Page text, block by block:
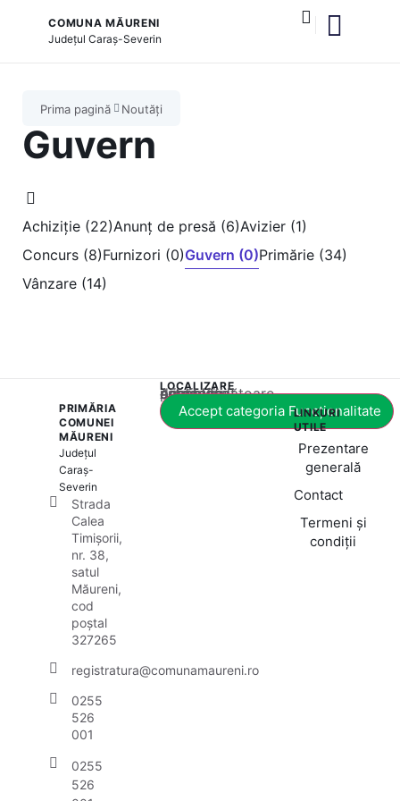
COMUNA MĂURENI
JudețulCaraș-Severin
Prima pagină Noutăți
Guvern
Achiziție (22)Anunț de presă (6)Avizier (1)
Concurs (8)Furnizori (0)Guvern (0)Primărie (34)
Vânzare (14)
PRIMĂRIA
COMUNEI
MĂURENI
Județul
Caraș-
Severin
Strada
Calea
Timișorii,
nr. 38,
satul
Măureni,
cod
poștal
327265
registratura@comunamaureni.ro
0255
526
001
0255
526
LOCALIZARE
Acest conținut este blocat până când acceptați categoria corespunzătoare de cookie-uri.
Accept categoria Funcționalitate
LINKURI
UTILE
Prezentare
generală
Contact
Termeni și
condiții